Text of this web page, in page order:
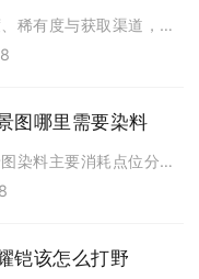
综合强度、稀有度与获取渠道，减负季豪礼首选忍者为青，已有青的情况下优先
图哪里需要染料
江南百景图染料主要消耗点位分为女娲画院献祭、宅邸家具升级、特色商铺建造
铠该怎么打野